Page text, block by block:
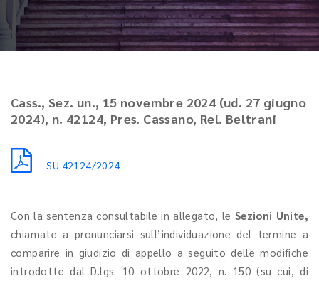
Cass., Sez. un., 15 novembre 2024 (ud. 27 giugno
2024), n. 42124, Pres. Cassano, Rel. Beltrani
SU 42124/2024
Con la sentenza consultabile in allegato, le Sezioni Unite,
chiamate a pronunciarsi sull’individuazione del termine a
comparire in giudizio di appello a seguito delle modifiche
introdotte dal D.lgs. 10 ottobre 2022, n. 150 (su cui, di